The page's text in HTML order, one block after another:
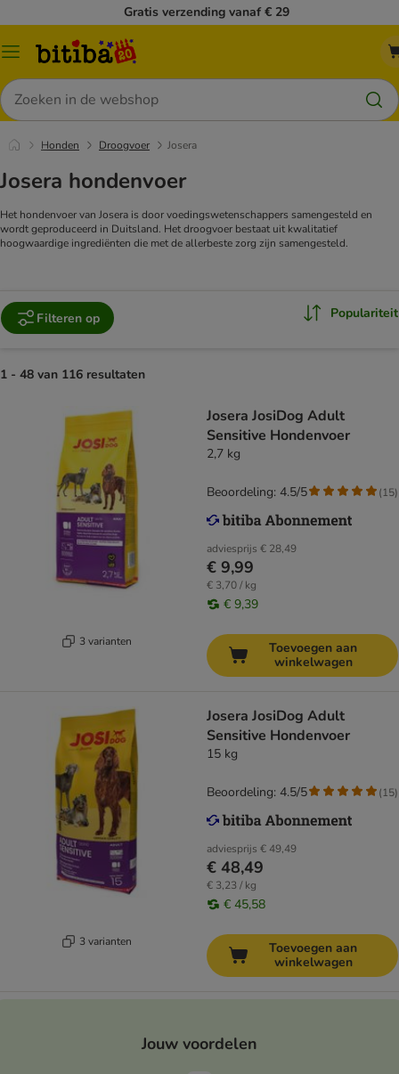
Gratis verzending vanaf € 29
Catalogusmenu
Zoeken
Honden Droogvoer Josera
Josera hondenvoer
Het hondenvoer van Josera is door voedingswetenschappers samengesteld en
wordt geproduceerd in Duitsland. Het droogvoer bestaat uit kwalitatief
hoogwaardige ingrediënten die met de allerbeste zorg zijn samengesteld.
Filteren op Populariteit
1 - 48 van 116 resultaten
3 varianten
Josera JosiDog Adult
Sensitive Hondenvoer
2,7 kg
adviesprijs € 28,49
€ 9,99
€ 3,70 / kg
€ 9,39
Beoordeling: 4.5/5 (15)
Toevoegen aan
winkelwagen
3 varianten
Josera JosiDog Adult
Sensitive Hondenvoer
15 kg
adviesprijs € 49,49
€ 48,49
€ 3,23 / kg
€ 45,58
Beoordeling: 4.5/5 (15)
Toevoegen aan
winkelwagen
Jouw voordelen